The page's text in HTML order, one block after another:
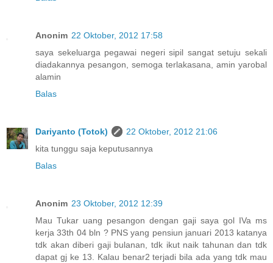
Anonim 22 Oktober, 2012 17:58
saya sekeluarga pegawai negeri sipil sangat setuju sekali
diadakannya pesangon, semoga terlakasana, amin yarobal
alamin
Balas
Dariyanto (Totok)
22 Oktober, 2012 21:06
kita tunggu saja keputusannya
Balas
Anonim 23 Oktober, 2012 12:39
Mau Tukar uang pesangon dengan gaji saya gol IVa ms
kerja 33th 04 bln ? PNS yang pensiun januari 2013 katanya
tdk akan diberi gaji bulanan, tdk ikut naik tahunan dan tdk
dapat gj ke 13. Kalau benar2 terjadi bila ada yang tdk mau